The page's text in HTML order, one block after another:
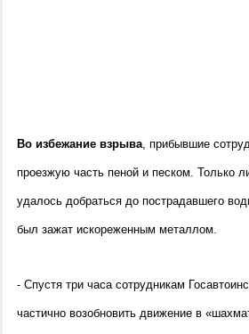
Во избежание взрыва, прибывшие
проезжую часть пеной и песком. Только
удалось добраться до пострадавшего
был зажат искореженным металлом.
- Спустя три часа сотрудникам
частично возобновить движение в